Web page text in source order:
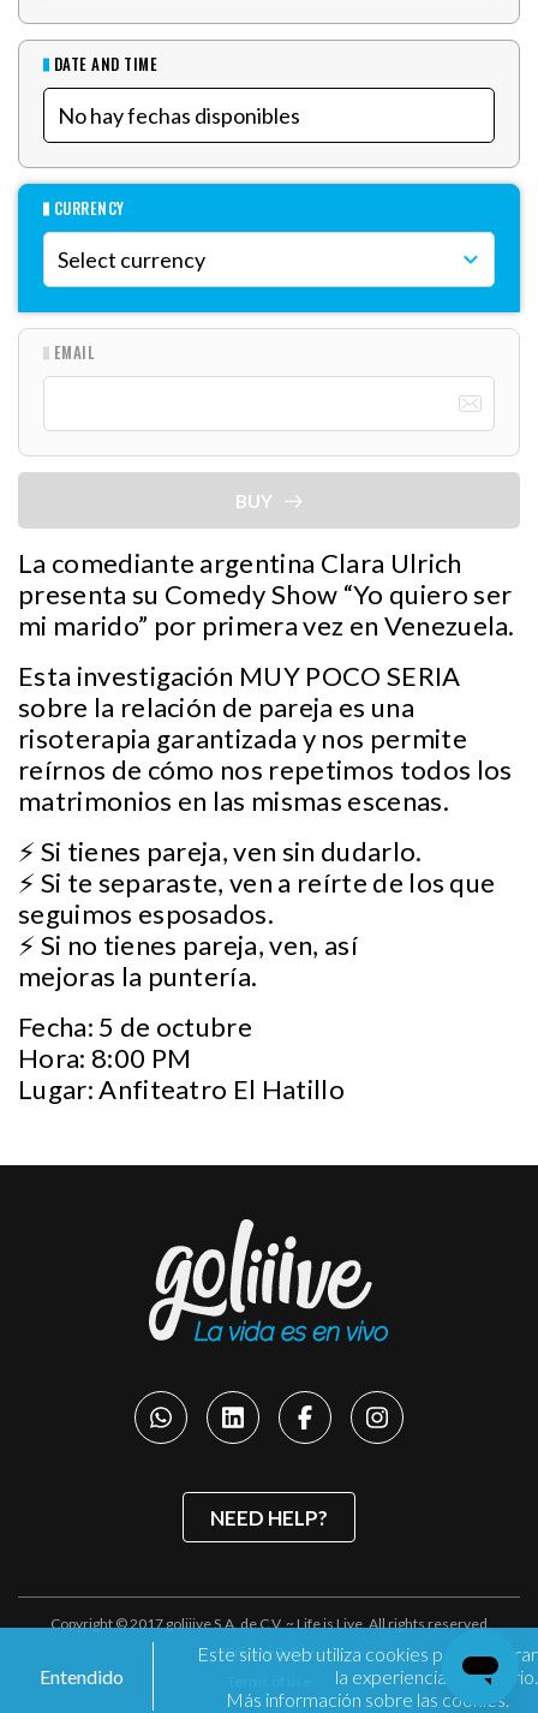
DATE AND TIME
CURRENCY
EMAIL
BUY
La comediante argentina Clara Ulrich
presenta su Comedy Show “Yo quiero ser
mi marido” por primera vez en Venezuela.
Esta investigación MUY POCO SERIA
sobre la relación de pareja es una
risoterapia garantizada y nos permite
reírnos de cómo nos repetimos todos los
matrimonios en las mismas escenas.
⚡ Si tienes pareja, ven sin dudarlo.
⚡ Si te separaste, ven a reírte de los que
seguimos esposados.
⚡ Si no tienes pareja, ven, así
mejoras la puntería.
Fecha: 5 de octubre
Hora: 8:00 PM
Lugar: Anfiteatro El Hatillo
NEED HELP?
Copyright © 2017 goliiive S.A. de C.V. ~ Life is Live. All rights reserved
Privacy Policy
Entendido
Este sitio web utiliza cookies para mejorar
la experiencia de usuario.
Más información sobre las cookies.